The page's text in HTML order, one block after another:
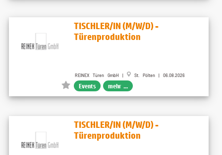
TISCHLER/IN (M/W/D) -
Türenproduktion
REINEX Türen GmbH | St. Pölten | 06.08.2026
Events mehr ...
TISCHLER/IN (M/W/D) -
Türenproduktion